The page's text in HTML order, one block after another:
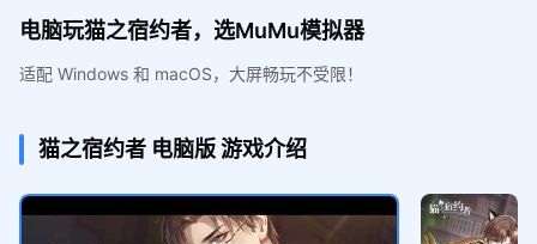
电脑玩猫之宿约者，选MuMu模拟器
适配 Windows 和 macOS，大屏畅玩不受限！
猫之宿约者 电脑版游戏介绍